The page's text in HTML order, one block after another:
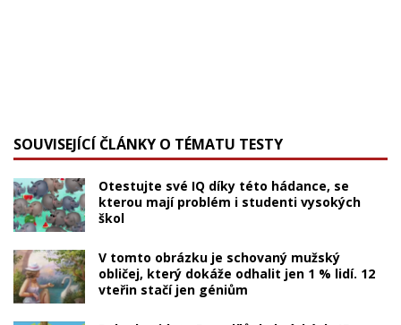
SOUVISEJÍCÍ ČLÁNKY O TÉMATU TESTY
Otestujte své IQ díky této hádance, se
kterou mají problém i studenti vysokých
škol
V tomto obrázku je schovaný mužský
obličej, který dokáže odhalit jen 1 % lidí. 12
vteřin stačí jen géniům